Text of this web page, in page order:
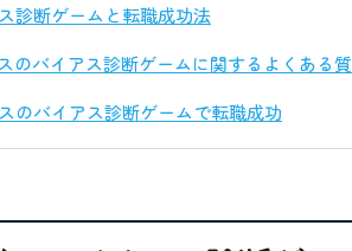
診断ゲームと転職成功法
のバイアス診断ゲームに関するよくある
のバイアス診断ゲームで転職成功